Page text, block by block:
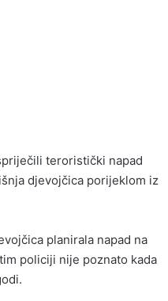
teroristički napad
djevojčica porijeklom iz
planirala napad na
policiji nije poznato kada